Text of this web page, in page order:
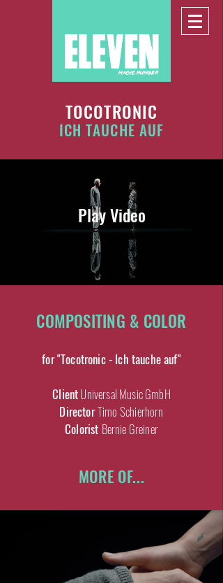
TOCOTRONIC
ICH TAUCHE AUF
Play Video
COMPOSITING & COLOR
for "Tocotronic - Ich tauche auf"
ClientUniversal Music GmbH
DirectorTimo Schierhorn
Colorist Bernie Greiner
MORE OF...